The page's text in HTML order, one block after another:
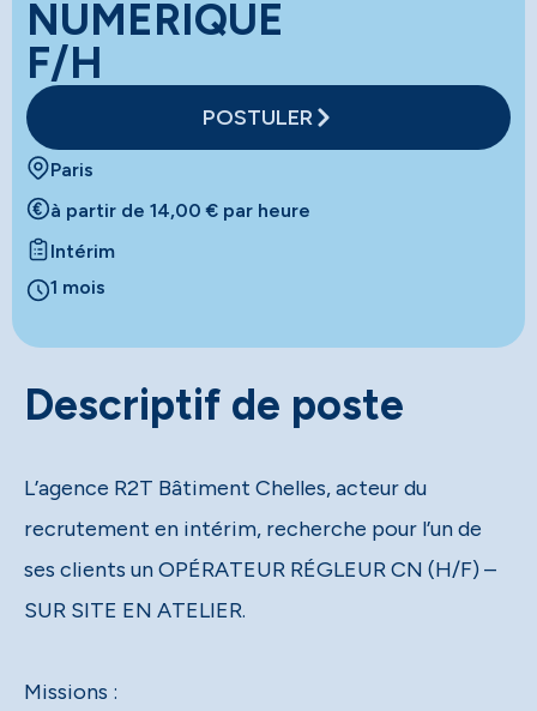
NUMERIQUE
F/H
POSTULER
Paris
à partir de 14,00 € par heure
Intérim
1 mois
Descriptif de poste
L’agence R2T Bâtiment Chelles, acteur du
recrutement en intérim, recherche pour l’un de
ses clients un OPÉRATEUR RÉGLEUR CN (H/F) –
SUR SITE EN ATELIER.
Missions :